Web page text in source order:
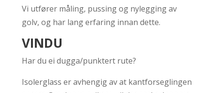
Vi utfører måling, pussing og nylegging av
golv, og har lang erfaring innan dette.
VINDU
Har du ei dugga/punktert rute?
Isolerglass er avhengig av at kantforseglingen